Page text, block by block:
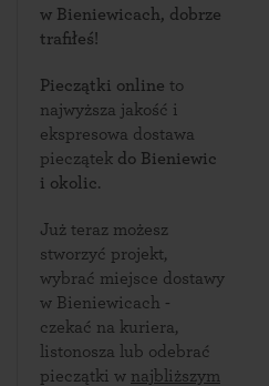
w Bieniewicach, dobrze
trafiłeś!
Pieczątki online to
najwyższa jakość i
ekspresowa dostawa
pieczątek do Bieniewic
i okolic.
Już teraz możesz
stworzyć projekt,
wybrać miejsce dostawy
w Bieniewicach -
czekać na kuriera,
listonosza lub odebrać
pieczątki w najbliższym